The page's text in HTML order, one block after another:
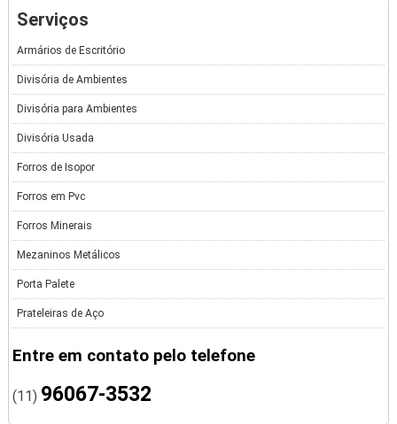
Serviços
Armários de Escritório
Divisória de Ambientes
Divisória para Ambientes
Divisória Usada
Forros de Isopor
Forros em Pvc
Forros Minerais
Mezaninos Metálicos
Porta Palete
Prateleiras de Aço
Entre em contato pelo telefone
(11) 96067-3532